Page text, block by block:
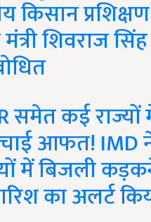
किसान
शिवराज
समेत कई राज्यों
आफत! IMD
में बिजली
का अलर्ट